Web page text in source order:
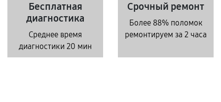
Бесплатная
диагностика
Среднее время
диагностики 20 мин
Срочный ремонт
Более 88% поломок
ремонтируем за 2 часа